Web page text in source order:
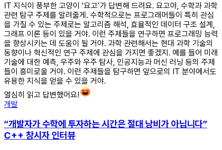
IT 지식이 풍부한 고양이 ‘요고’가 답변해 드려요. 요고야, 수학과 과학
관련 탐구 주제를 알려줄게. 수학적으로는 프로그래머들이 특히 관심
을 가질 수 있는 주제로는 알고리즘 해석, 효율적인 데이터 구조 설계,
그래프 이론 등이 있을 거야. 이런 주제들을 연구하면 프로그래밍 능력
을 향상시키는 데 도움이 될 거야. 과학 관련해서는 현대 과학 기술의
동향이나 혁신적인 연구 주제에 관심을 가지면 좋겠지. 예를 들어 미래
기술에 대한 예측, 우주와 우주 탐사, 인공지능과 머신 러닝 등의 주제
들이 흥미로울 거야. 이런 주제들을 탐구하면 앞으로의 IT 분야에서도
유용한 지식을 얻을 수 있을 거야.
열심히 읽고 답변했어요!
개발
“개발자가 수학에 투자하는 시간은 절대 낭비가 아닙니다”
C++ 창시자 인터뷰